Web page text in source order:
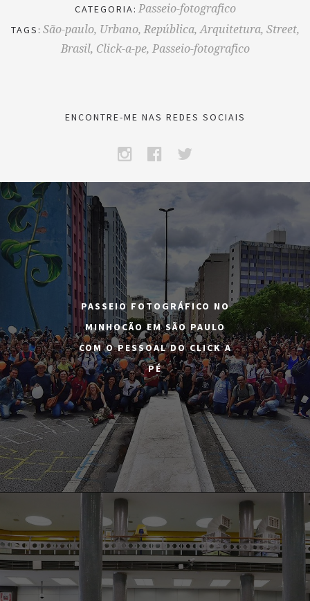
CATEGORIA: Passeio-fotografico
TAGS: São-paulo, Urbano,República,Arquitetura, Street,
Brasil, Click-a-pe, Passeio-fotografico
ENCONTRE-ME NAS REDES SOCIAIS
PASSEIO FOTOGRÁFICO NO
MINHOCÃO EM SÃO PAULO
COM O PESSOAL DO CLICK A
PÉ